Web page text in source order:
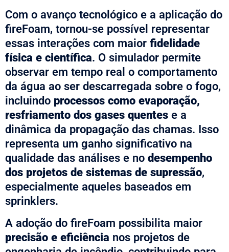
Com o avanço tecnológico e a aplicação do
fireFoam, tornou-se possível representar
essas interações com maior fidelidade
física e científica. O simulador permite
observar em tempo real o comportamento
da água ao ser descarregada sobre o fogo,
incluindo processos como evaporação,
resfriamento dos gases quentes e a
dinâmica da propagação das chamas. Isso
representa um ganho significativo na
qualidade das análises e no desempenho
dos projetos de sistemas de supressão,
especialmente aqueles baseados em
sprinklers.
A adoção do fireFoam possibilita maior
precisão e eficiência nos projetos de